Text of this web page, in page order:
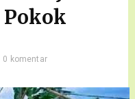
0 komentar